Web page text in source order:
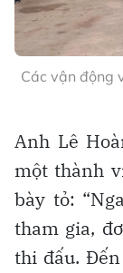
Các vận động
Anh Lê
một thành
bày tỏ:
tham gia,
thi đấu.